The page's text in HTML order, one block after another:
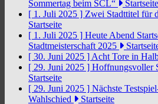
Sommertag beim SCL“
Startseite
[ 1. Juli 2025 ] Zwei Stadttitel für
Startseite
[ 1. Juli 2025 ] Heute Abend
Stadtmeisterschaft 2025
[ 30. Juni 2025 ] Acht Tore in
[ 29. Juni 2025 ] Hoffnungsvoller
Startseite
[ 29. Juni 2025 ] Nächste
Wahlschied
Startseite